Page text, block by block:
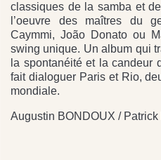
classiques de la samba et
l’oeuvre des maîtres du
Caymmi, João Donato ou
swing unique. Un album qui
la spontanéité et la candeur
fait dialoguer Paris et Rio,
mondiale.
Augustin BONDOUX /